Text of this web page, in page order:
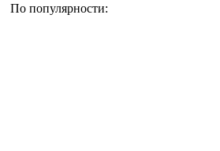
По популярности: